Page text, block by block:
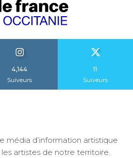
4,144
Suiveurs
11
Suiveurs
média d’information artistique
artistes de notre territoire.